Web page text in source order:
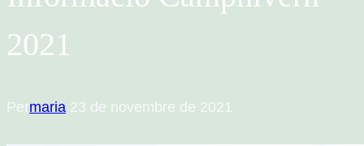
2021
Permaria 23 de novembre de 2021